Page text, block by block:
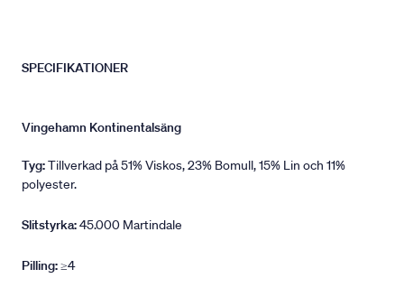
SPECIFIKATIONER
Vingehamn Kontinentalsäng
Tyg:Tillverkad på 51% Viskos, 23% Bomull, 15% Lin och 11%
polyester.
Slitstyrka:45.000 Martindale
Pilling:≥4